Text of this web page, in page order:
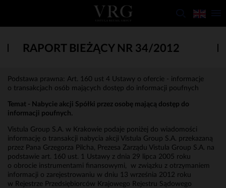
RAPORT BIEŻĄCY NR 34/2012
Podstawa prawna: Art. 160 ust 4 Ustawy o ofercie - informacje
o transakcjach osób mających dostęp do informacji poufnych
Temat - Nabycie akcji Spółki przez osobę mającą dostęp do
informacji poufnych.
Vistula Group S.A. w Krakowie podaje poniżej do wiadomości
informację o transakcji nabycia akcji Vistula Group S.A. przekazaną
przez Pana Grzegorza Pilcha, Prezesa Zarządu Vistula Group S.A. na
podstawie art. 160 ust. 1 Ustawy z dnia 29 lipca 2005 roku
o obrocie instrumentami finansowymi, w związku z otrzymaniem
informacji o zarejestrowaniu w dniu 13 września 2012 roku
w Rejestrze Przedsiębiorców Krajowego Rejestru Sądowego